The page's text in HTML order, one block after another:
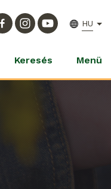
HU
Keresés Menü